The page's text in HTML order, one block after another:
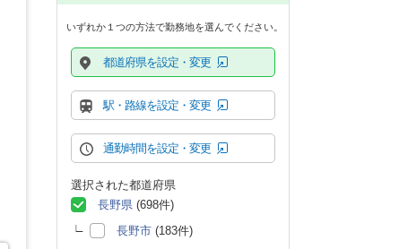
いずれか１つの方法で勤務地を選んでください。
都道府県を設定・変更
駅・路線を設定・変更
通勤時間を設定・変更
選択された都道府県
長野県 (698件)
長野市 (183件)